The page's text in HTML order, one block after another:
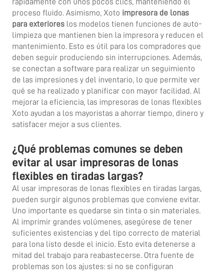
rápidamente con unos pocos clics, manteniendo el
proceso fluido. Asimismo, Xoto impresora de lonas
para exteriores los modelos tienen funciones de auto-
limpieza que mantienen bien la impresora y reducen el
mantenimiento. Esto es útil para los compradores que
deben seguir produciendo sin interrupciones. Además,
se conectan a software para realizar un seguimiento
de las impresiones y del inventario, lo que permite ver
qué se ha realizado y planificar con mayor facilidad. Al
mejorar la eficiencia, las impresoras de lonas flexibles
Xoto ayudan a los mayoristas a ahorrar tiempo, dinero y
satisfacer mejor a sus clientes.
¿Qué problemas comunes se deben
evitar al usar impresoras de lonas
flexibles en tiradas largas?
Al usar impresoras de lonas flexibles en tiradas largas,
pueden surgir algunos problemas que conviene evitar.
Uno importante es quedarse sin tinta o sin materiales.
Al imprimir grandes volúmenes, asegúrese de tener
suficientes existencias y del tipo correcto de material
para lona listo desde el inicio. Esto evita detenerse a
mitad del trabajo para reabastecerse. Otra fuente de
problemas son los ajustes: si no se configuran